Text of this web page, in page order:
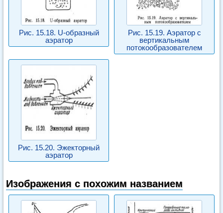
Рис. 15.18. U-образный
аэратор
Рис. 15.19. Аэратор с
вертикальным
потокообразователем
Рис. 15.20. Эжекторный
аэратор
Изображения с похожим названием